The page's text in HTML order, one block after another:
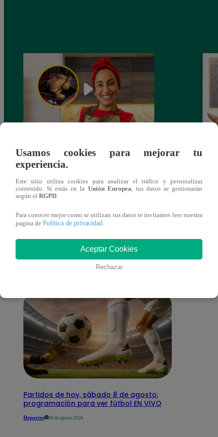
antes de Navidad?
También te puede
interesar
Partidos de hoy, sábado 8 de agosto:
programación para ver fútbol EN VIVO
Deportes 08 de agosto 2026
Usamos cookies para mejorar tu
experiencia.
Este sitio utiliza cookies para analizar el tráfico y personalizar
contenido. Si estás en la Unión Europea , tus datos se gestionarán
según el RGPD
Para conocer mejor como se utilizan tus datos te invitamos leer nuestra
pagina de Política de privacidad
Aceptar Cookies
Rechazar